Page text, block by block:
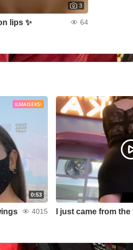
3
lips ✨ 64
ILMAISEKSI
0:53
4015